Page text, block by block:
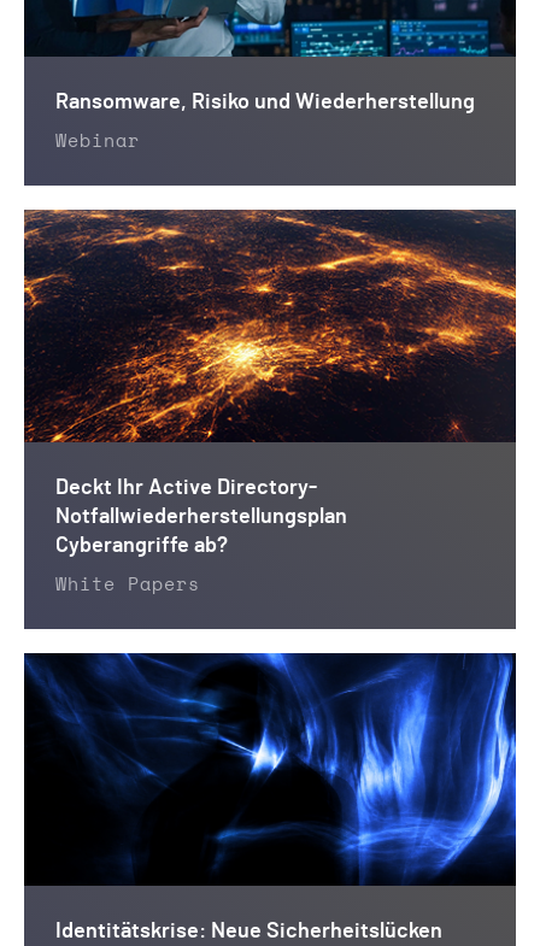
Ransomware, Risiko und Wiederherstellung
Webinar
Deckt Ihr Active Directory-
Notfallwiederherstellungsplan
Cyberangriffe ab?
White Papers
Identitätskrise: Neue Sicherheitslücken